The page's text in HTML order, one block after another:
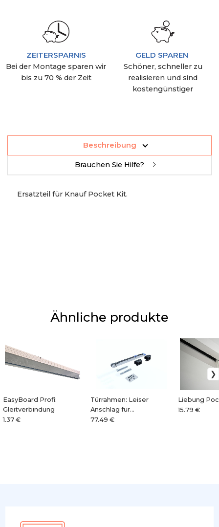
ZEITERSPARNIS
Bei der Montage sparen wir
bis zu 70 % der Zeit
GELD SPAREN
Schöner, schneller zu
realisieren und sind
kostengünstiger
Beschreibung
Brauchen Sie Hilfe?
Ersatzteil für Knauf Pocket Kit.
Ähnliche produkte
EasyBoard Profi:
Gleitverbindung
1.37 €
Türrahmen: Leiser
Anschlag für
Schiebetüren
77.49 €
Liebung
15.79 €